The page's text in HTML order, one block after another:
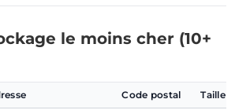
le moins cher (10+
Code postal Taille